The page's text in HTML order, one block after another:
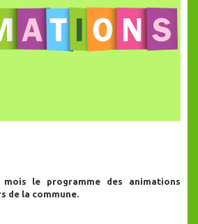
le programme des animations
de la commune.